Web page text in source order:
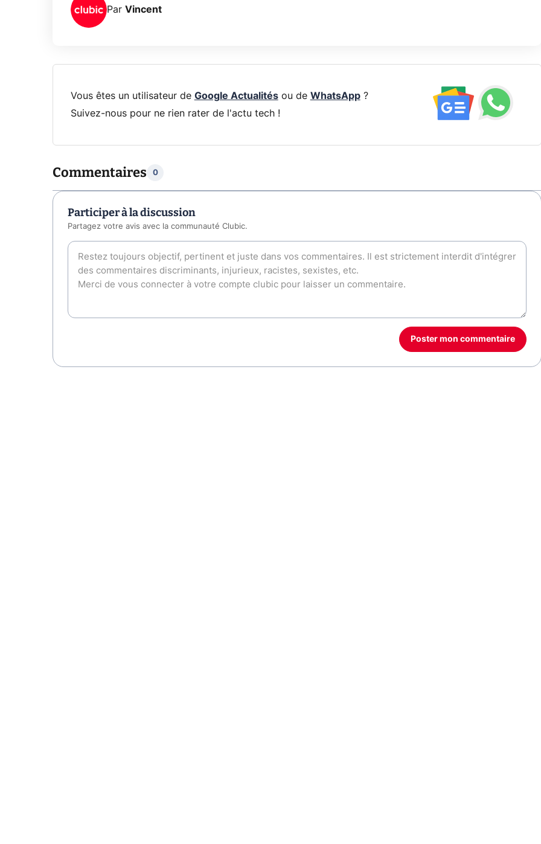
Par Vincent
Vous êtes un utilisateur de Google Actualitésou de WhatsApp?
Suivez-nous pour ne rien rater de l'actu tech !
Commentaires 0
Participer à la discussion
Partagez votre avis avec la communauté Clubic.
Poster mon commentaire